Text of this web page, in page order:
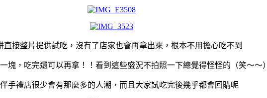
直接整片提供試吃，沒有了店家也會再拿出來，根本不用擔心吃不到
塊，吃完還可以再拿！！看到這些盛況不拍照一下總覺得怪怪的（笑～～）
手禮店很少會有那麼多的人潮，而且大家試吃完後幾乎都會回購呢